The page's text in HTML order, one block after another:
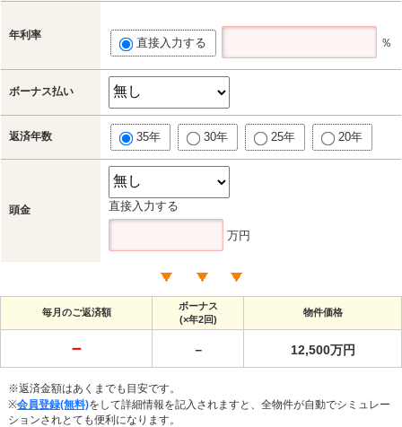
年利率
直接入力する ％
ボーナス払い
返済年数 35年 30年 25年 20年
頭金 直接入力する
万円
毎月のご返済額
ボーナス
(×年2回)
物件価格
－ － 12,500万円
※返済金額はあくまでも目安です。
※会員登録(無料)をして詳細情報を記入されますと、全物件が自動でシミュレー
ションされとても便利になります。